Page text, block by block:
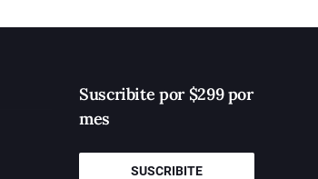
Suscribite por $299 por
mes
SUSCRIBITE